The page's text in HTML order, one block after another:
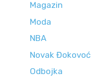
Magazin
Moda
NBA
Novak Đokovoć
Odbojka